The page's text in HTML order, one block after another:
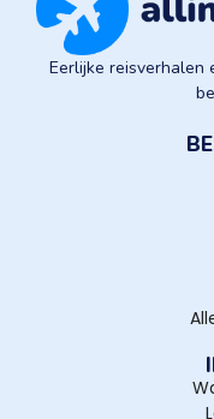
Eerlijke reisverhalen